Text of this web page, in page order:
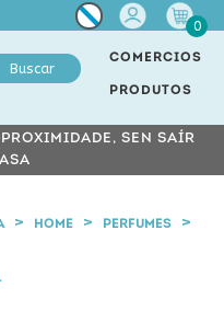
Miña
conta
0
Buscar
COMERCIOS
PRODUTOS
SEN SAÍR
HOME PERFUMES